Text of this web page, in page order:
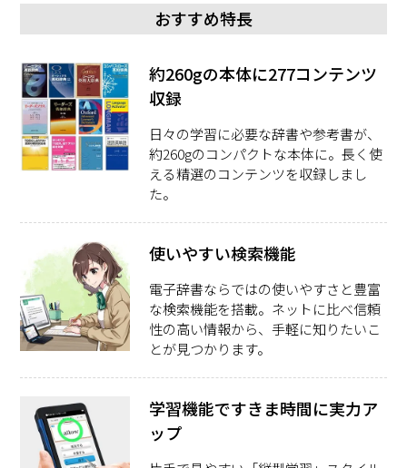
おすすめ特長
約260gの本体に277コンテンツ
収録
日々の学習に必要な辞書や参考書が、
約260gのコンパクトな本体に。長く使
える精選のコンテンツを収録しまし
た。
使いやすい検索機能
電子辞書ならではの使いやすさと豊富
な検索機能を搭載。ネットに比べ信頼
性の高い情報から、手軽に知りたいこ
とが見つかります。
学習機能ですきま時間に実力ア
ップ